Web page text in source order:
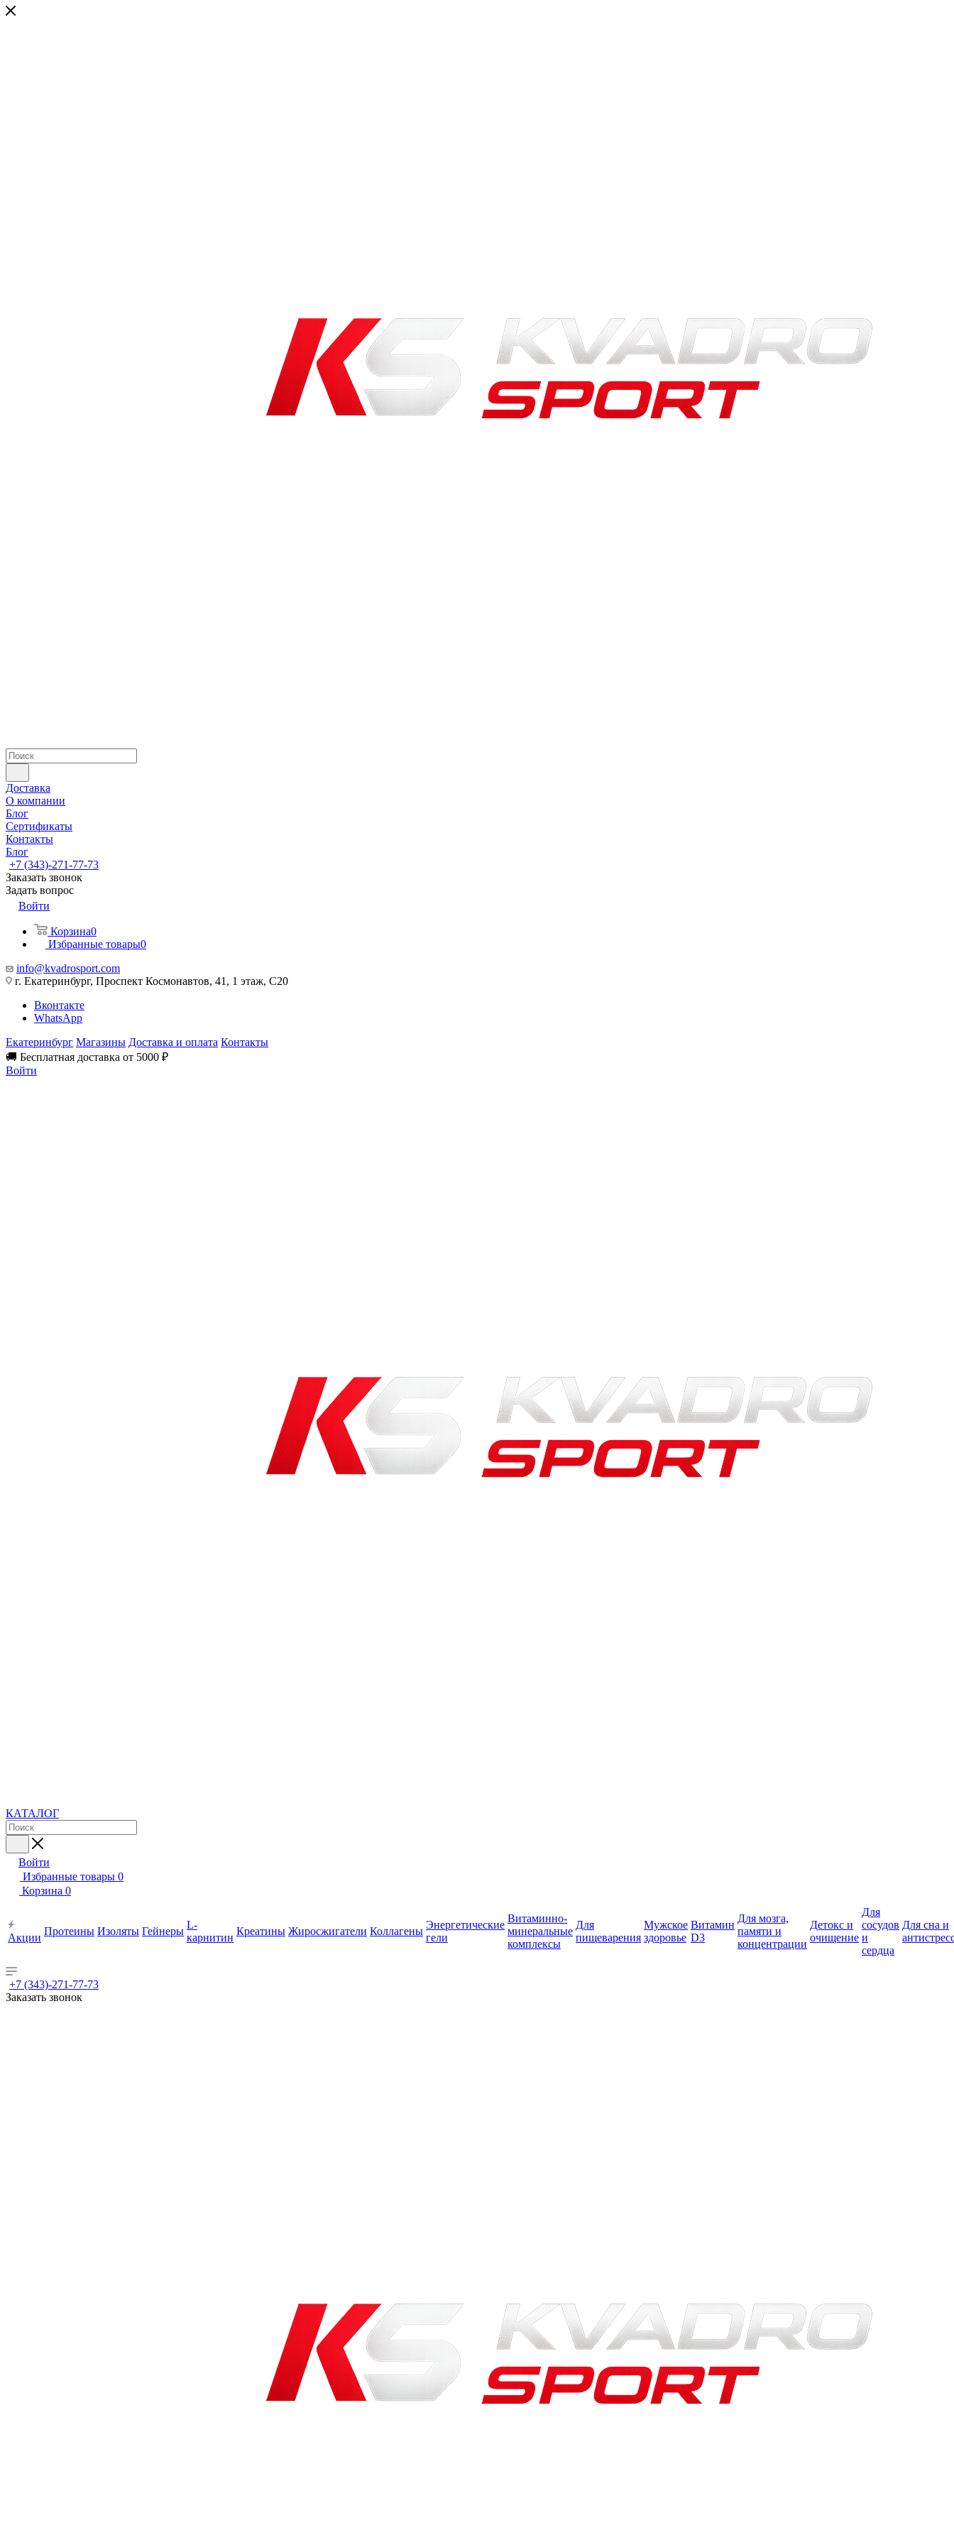
Доставка
О компании
Блог
Сертификаты
Контакты
Блог
+7 (343)-271-77-73
Заказать звонок
Задать вопрос
Войти
Корзина0
Избранные товары0
info@kvadrosport.com
г. Екатеринбург, Проспект Космонавтов, 41, 1 этаж, С20
Вконтакте
WhatsApp
Екатеринбург Магазины Доставка и оплата Контакты
🚚 Бесплатная доставка от 5000 ₽
Войти
КАТАЛОГ
Войти
Избранные товары 0
Корзина 0
Акции
Протеины Изоляты Гейнеры
L-
карнитин
Креатины Жиросжигатели Коллагены
Энергетические
гели
Витаминно-
минеральные
комплексы
Для
пищеварения
Мужское
здоровье
Витамин
D3
Для мозга,
памяти и
концентрации
Детокс и
очищение
Для
сосудов
и
сердца
Для сна и
+7 (343)-271-77-73
Заказать звонок